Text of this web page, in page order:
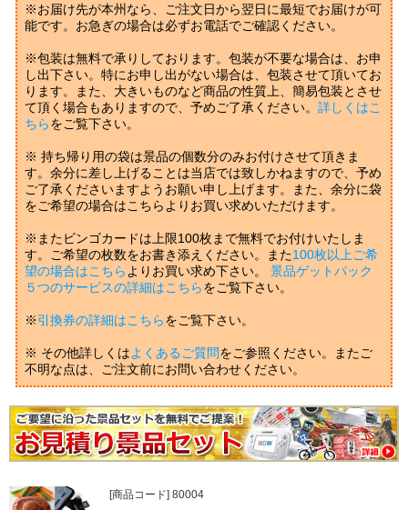
※お届け先が本州なら、ご注文日から翌日に最短でお届けが可
能です。お急ぎの場合は必ずお電話でご確認ください。
※包装は無料で承りしております。包装が不要な場合は、お申
し出下さい。特にお申し出がない場合は、包装させて頂いてお
ります。また、大きいものなど商品の性質上、簡易包装とさせ
て頂く場合もありますので、予めご了承ください。詳しくはこ
ちらをご覧下さい。
※ 持ち帰り用の袋は景品の個数分のみお付けさせて頂きま
す。余分に差し上げることは当店では致しかねますので、予め
ご了承くださいますようお願い申し上げます。また、余分に袋
をご希望の場合はこちらよりお買い求めいただけます。
※またビンゴカードは上限100枚まで無料でお付けいたしま
す。ご希望の枚数をお書き添えください。また100枚以上ご希
望の場合はこちら よりお買い求め下さい。景品ゲットパック
５つのサービスの詳細はこちらをご覧下さい。
※引換券の詳細はこちらをご覧下さい。
※ その他詳しくはよくあるご質問をご参照ください。またご
不明な点は、ご注文前にお問い合わせください。
[商品コード] 80004